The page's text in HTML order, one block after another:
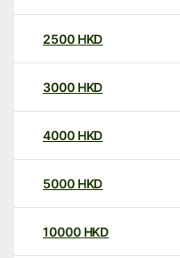
2500 HKD
3000 HKD
4000 HKD
5000 HKD
10000 HKD